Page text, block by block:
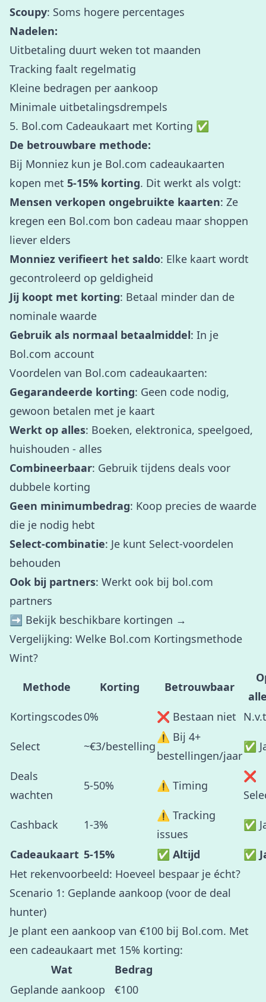
Scoupy: Soms hogere percentages
Nadelen:
Uitbetaling duurt weken tot maanden
Tracking faalt regelmatig
Kleine bedragen per aankoop
Minimale uitbetalingsdrempels
5. Bol.com Cadeaukaart met Korting ✅
De betrouwbare methode:
Bij Monniez kun je Bol.com cadeaukaarten
kopen met 5-15% korting. Dit werkt als volgt:
Mensen verkopen ongebruikte kaarten: Ze
kregen een Bol.com bon cadeau maar shoppen
liever elders
Monniez verifieert het saldo: Elke kaart wordt
gecontroleerd op geldigheid
Jij koopt met korting: Betaal minder dan de
nominale waarde
Gebruik als normaal betaalmiddel: In je
Bol.com account
Voordelen van Bol.com cadeaukaarten:
Gegarandeerde korting: Geen code nodig,
gewoon betalen met je kaart
Werkt op alles: Boeken, elektronica, speelgoed,
huishouden - alles
Combineerbaar: Gebruik tijdens deals voor
dubbele korting
Geen minimumbedrag: Koop precies de waarde
die je nodig hebt
Select-combinatie: Je kunt Select-voordelen
behouden
Ook bij partners: Werkt ook bij bol.com
partners
➡️ Bekijk beschikbare kortingen →
Vergelijking: Welke Bol.com Kortingsmethode
Wint?
Methode Korting Betrouwbaar
Kortingscodes0% ❌ Bestaan niet
Select ~€3/bestelling
⚠️ Bij 4+
bestellingen/jaar
✅
Deals
wachten
5-50% ⚠️ Timing
❌
Cashback 1-3%
⚠️ Tracking
issues
✅
Cadeaukaart 5-15% ✅ Altijd
✅
Het rekenvoorbeeld: Hoeveel bespaar je écht?
Scenario 1: Geplande aankoop (voor de deal
hunter)
Je plant een aankoop van €100 bij Bol.com. Met
een cadeaukaart met 15% korting:
Wat
Bedrag
Geplande aankoop
€100